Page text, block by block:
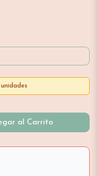
al Carrito